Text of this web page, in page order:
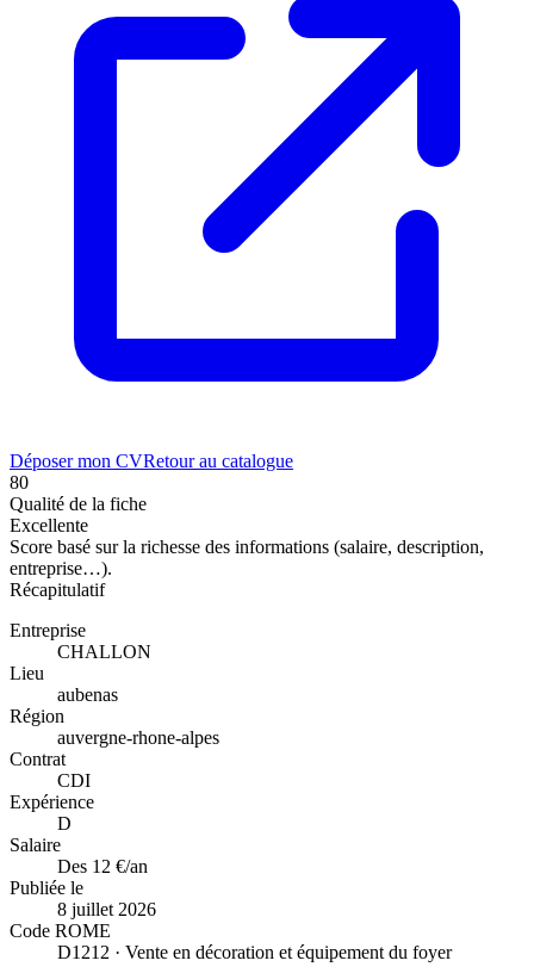
Déposer mon CVRetour au catalogue
80
Qualité de la fiche
Excellente
Score basé sur la richesse des informations (salaire, description,
entreprise…).
Récapitulatif
Entreprise
CHALLON
Lieu
aubenas
Région
auvergne-rhone-alpes
Contrat
CDI
Expérience
D
Salaire
Des 12 €/an
Publiée le
8 juillet 2026
Code ROME
D1212 · Vente en décoration et équipement du foyer